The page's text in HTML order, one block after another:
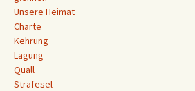
Unsere Heimat
Charte
Kehrung
Lagung
Quall
Strafesel